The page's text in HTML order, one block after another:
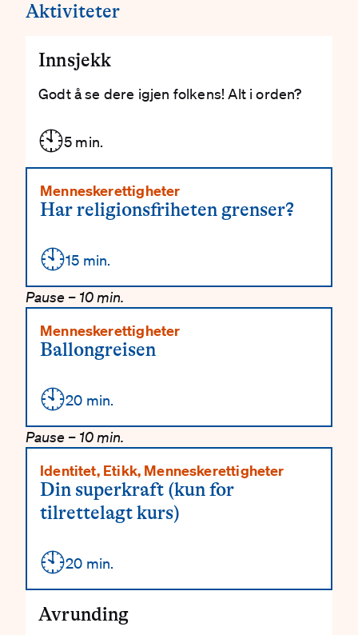
Aktiviteter
Innsjekk
Godt å se dere igjen folkens! Alt i orden?
🕙5 min.
Har religionsfriheten grenser?
Menneskerettigheter
Detaljer
🕙15 min.
Pause – 10 min.
Ballongreisen
Menneskerettigheter
Detaljer
🕙20 min.
Pause – 10 min.
Din superkraft (kun for
tilrettelagt kurs)
Identitet, Etikk, Menneskerettigheter
Detaljer
🕙20 min.
Avrunding